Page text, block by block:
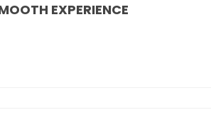
EXPERIENCE